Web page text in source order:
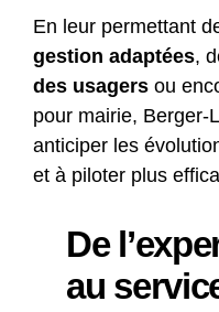
En leur permettant
gestion adaptées,
des usagers ou
pour mairie, Berger-
anticiper les
et à piloter plus
De
au